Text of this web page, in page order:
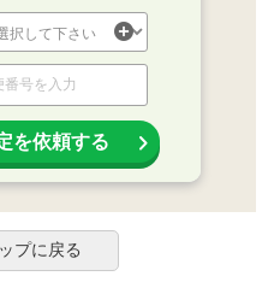
を依頼する
プに戻る